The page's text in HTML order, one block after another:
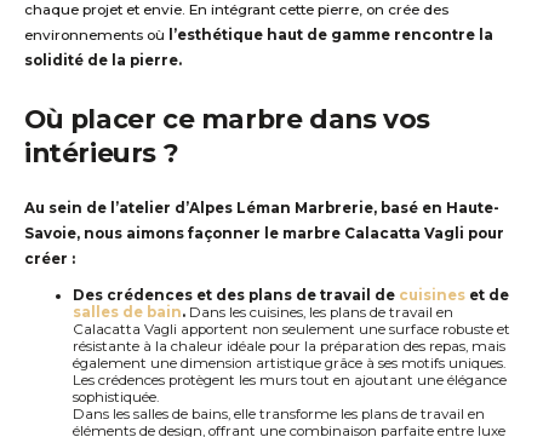
chaque projet et envie. En intégrant cette pierre, on crée des
environnements où l’esthétique haut de gamme rencontre la
solidité de la pierre.
Où placer ce marbre dans vos
intérieurs ?
Au sein de l’atelier d’Alpes Léman Marbrerie, basé en Haute-
Savoie, nous aimons façonner l e marbre Calacatta Vagli pour
créer :
Des crédences et des plans de travail de cuisines et de
salles de bain. Dans les cuisines, les plans de travail en
Calacatta Vagli apportent non seulement une surface robuste et
résistante à la chaleur idéale pour la préparation des repas, mais
également une dimension artistique grâce à ses motifs uniques.
Les crédences protègent les murs tout en ajoutant une élégance
sophistiquée.
Dans les salles de bains, elle transforme les plans de travail en
éléments de design, offrant une combinaison parfaite entre luxe